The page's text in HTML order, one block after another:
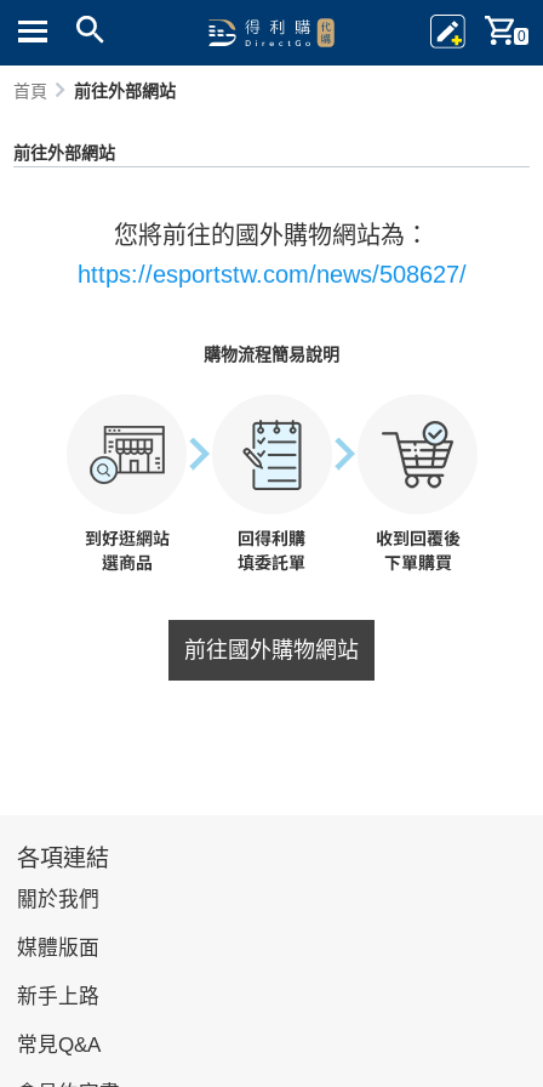
0
首頁 前往外部網站
前往外部網站
您將前往的國外購物網站為：
https://esportstw.com/news/508627/
購物流程簡易說明
前往國外購物網站
各項連結
關於我們
媒體版面
新手上路
常見Q&A